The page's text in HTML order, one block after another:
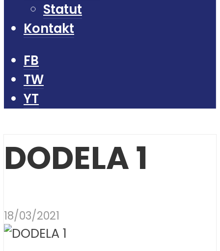
Statut
Kontakt
FB
TW
YT
DODELA 1
18/03/2021